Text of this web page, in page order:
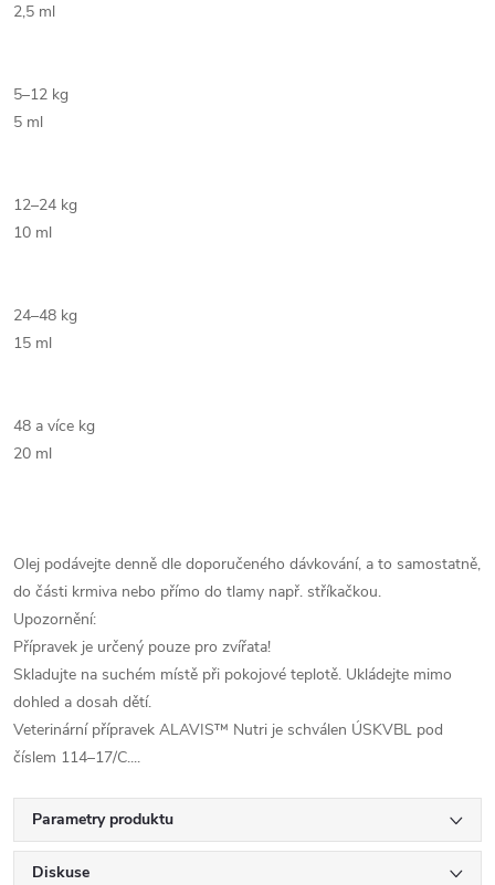
2,5 ml
5–12 kg
5 ml
12–24 kg
10 ml
24–48 kg
15 ml
48 a více kg
20 ml
Olej podávejte denně dle doporučeného dávkování, a to samostatně,
do části krmiva nebo přímo do tlamy např. stříkačkou.
Upozornění:
Přípravek je určený pouze pro zvířata!
Skladujte na suchém místě při pokojové teplotě. Ukládejte mimo
dohled a dosah dětí.
Veterinární přípravek ALAVIS™ Nutri je schválen ÚSKVBL pod
číslem 114–17/C....
Parametry produktu
Diskuse